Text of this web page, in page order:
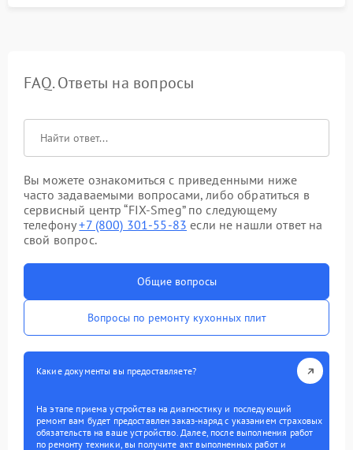
FAQ. Ответы на вопросы
Вы можете ознакомиться с приведенными ниже
часто задаваемыми вопросами, либо обратиться в
сервисный центр “FIX-Smeg” по следующему
телефону+7 (800) 301-55-83 если не нашли ответ на
свой вопрос.
Общие вопросы
Вопросы по ремонту кухонных плит
Какие документы вы предоставляете?
На этапе приема устройства на диагностику и последующий
ремонт вам будет предоставлен заказ-наряд с указанием страховых
обязательств на ваше устройство. Далее, после выполнения работ
по ремонту техники, вы получите акт выполненных работ и